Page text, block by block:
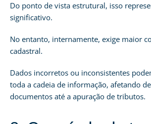
Do ponto de vista estrutural, isso
significativo.
No entanto, internamente, exige maior
cadastral.
Dados incorretos ou inconsistentes
toda a cadeia de informação, afetando
documentos até a apuração de tributos.